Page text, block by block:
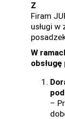
Z
Firam
usługi w
W
–